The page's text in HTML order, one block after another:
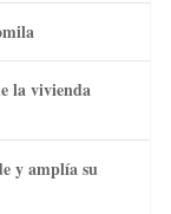
la vivienda
y amplía su